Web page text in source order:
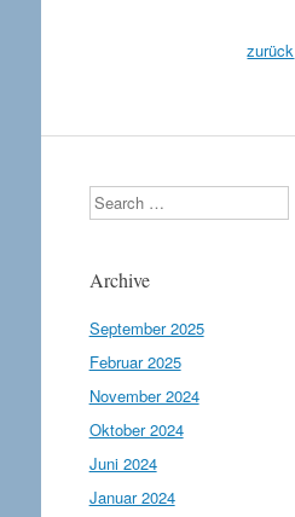
zurück
Search
Archive
September 2025
Februar 2025
November 2024
Oktober 2024
Juni 2024
Januar 2024